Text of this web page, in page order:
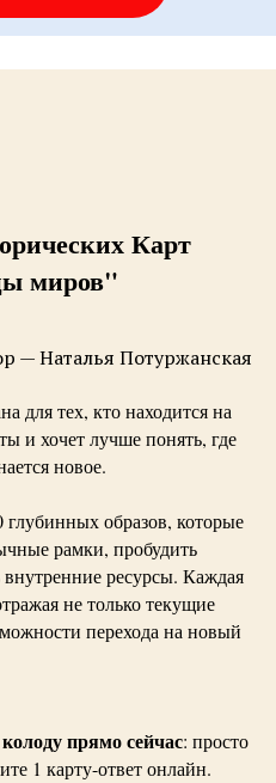
Карт
миров"
— Наталья Потуржанская
для тех, кто находится на
и хочет лучше понять, где
новое.
образов, которые
рамки, пробудить
ресурсы. Каждая
не только текущие
перехода на новый
прямо сейчас: просто
1 карту-ответ онлайн.